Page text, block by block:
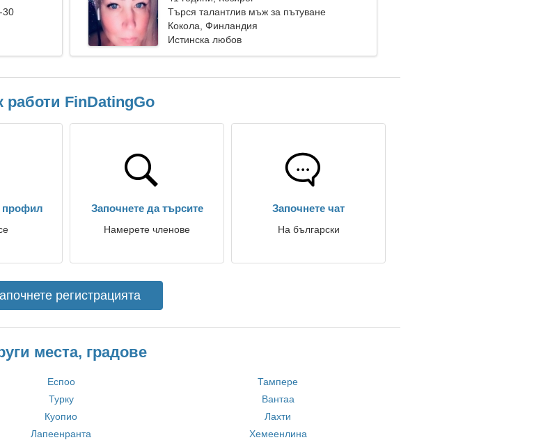
30
Търся талантлив мъж за пътуване
Кокола, Финландия
Истинска любов
работи FinDatingGo
профил Започнете да търсите
Намерете членове
Започнете чат
На български
регистрацията
места, градове
Еспоо
Тампере
Турку
Вантаа
Куопио
Лахти
Лапеенранта Хемеенлина